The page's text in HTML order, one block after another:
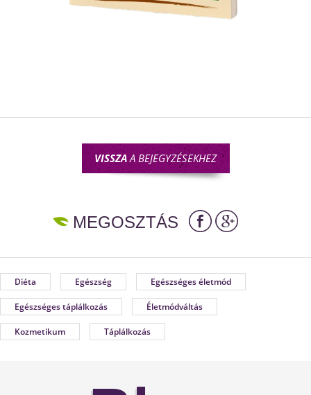
VISSZAA BEJEGYZÉSEKHEZ
MEGOSZTÁS
Diéta Egészség Egészséges életmód
Egészséges táplálkozás Életmódváltás
Kozmetikum Táplálkozás